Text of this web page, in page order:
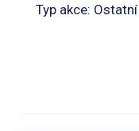
Typ akce: Ostatní